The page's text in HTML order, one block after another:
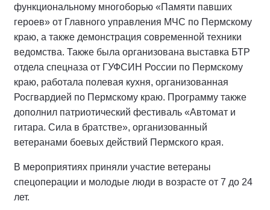
функциональному многоборью «Памяти павших
героев» от Главного управления МЧС по Пермскому
краю, а также демонстрация современной техники
ведомства. Также была организована выставка БТР
отдела спецназа от ГУФСИН России по Пермскому
краю, работала полевая кухня, организованная
Росгвардией по Пермскому краю. Программу также
дополнил патриотический фестиваль «Автомат и
гитара. Сила в братстве», организованный
ветеранами боевых действий Пермского края.
В мероприятиях приняли участие ветераны
спецоперации и молодые люди в возрасте от 7 до 24
лет.